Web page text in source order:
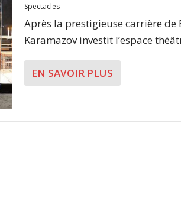
Spectacles
Après la prestigieuse carrière
Karamazov investit l’espace
EN SAVOIR PLUS